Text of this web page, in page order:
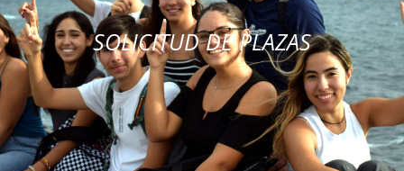
SOLICITUD DE PLAZAS